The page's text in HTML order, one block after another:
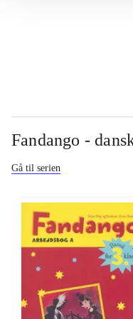
Fandango -
Gå til serien